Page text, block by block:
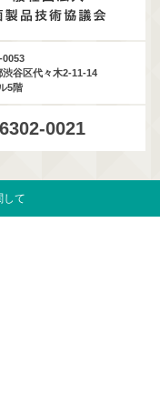
0053
渋谷区代々木2-11-14
5階
0021
して